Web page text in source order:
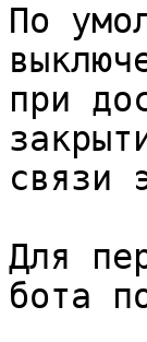
По
при
связи
Для
бота